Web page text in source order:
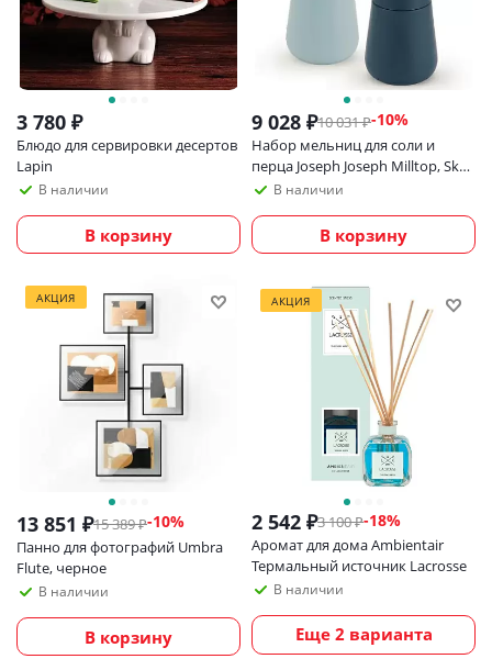
3 780 ₽
Блюдо для сервировки десертов
Lapin
В наличии
В корзину
9 028 ₽10 031₽-10%
Набор мельниц для соли и
перца Joseph Joseph Milltop, Sky
СинийВ наличии
В корзину
АКЦИЯ
13 851 ₽15 389₽-10%
Панно для фотографий Umbra
Flute, черное
В наличии
В корзину
АКЦИЯ
2 542 ₽3 100₽-18%
Аромат для дома Ambientair
Термальный источник Lacrosse
В наличии
Еще 2 варианта